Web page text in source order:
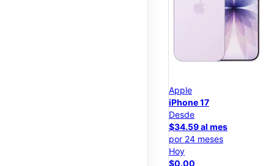
Apple
iPhone 17
Desde
$34.59 al mes
por 24 meses
Hoy
$0.00